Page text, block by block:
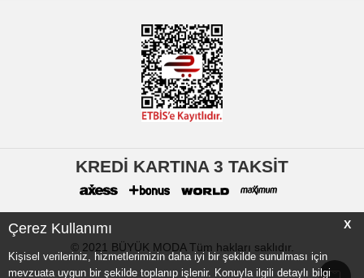
X
Çerez Kullanımı
Kişisel verileriniz, hizmetlerimizin daha iyi bir şekilde sunulması için
mevzuata uygun bir şekilde toplanıp işlenir. Konuyla ilgili detaylı bilgi
KREDİ KARTINA 3 TAKSİT
© 2021 BÜYÜK MODA Tüm hakları saklıdır.